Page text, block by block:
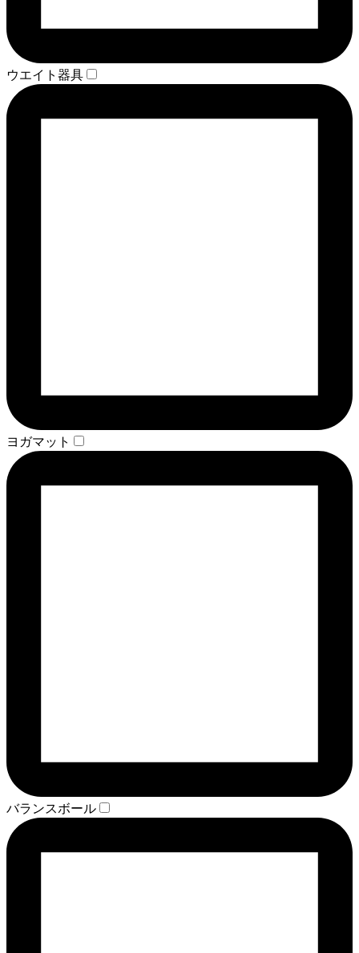
ウエイト器具
ヨガマット
バランスボール